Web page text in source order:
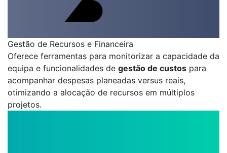
Gestão de Recursos e Financeira
Oferece ferramentas para monitorizar a capacidade da
equipa e funcionalidades de gestão de custos para
acompanhar despesas planeadas versus reais,
otimizando a alocação de recursos em múltiplos
projetos.